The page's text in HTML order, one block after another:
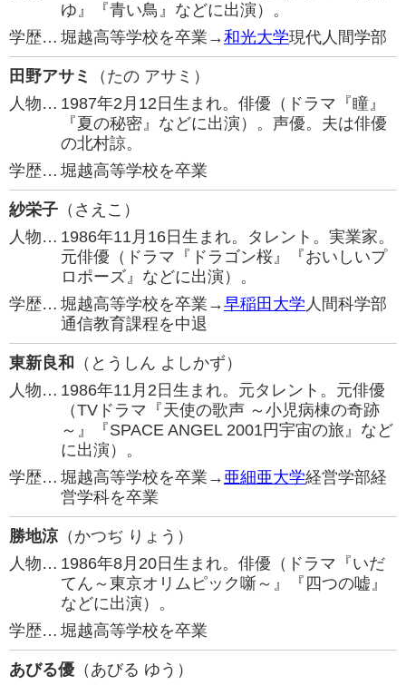
ゆ』『青い鳥』などに出演）。
学歴… 堀越高等学校を卒業→和光大学現代人間学部
田野アサミ
（たの アサミ）
人物… 1987年2月12日生まれ。俳優（ドラマ『瞳』
『夏の秘密』などに出演）。声優。夫は俳優
の北村諒。
学歴… 堀越高等学校を卒業
紗栄子 （さえこ）
人物… 1986年11月16日生まれ。タレント。実業家。
元俳優（ドラマ『ドラゴン桜』『おいしいプ
ロポーズ』などに出演）。
学歴… 堀越高等学校を卒業→早稲田大学 人間科学部
通信教育課程を中退
東新良和
（とうしん よしかず）
人物… 1986年11月2日生まれ。元タレント。元俳優
（TVドラマ『天使の歌声 ～小児病棟の奇跡
～』『SPACE ANGEL 2001円宇宙の旅』など
に出演）。
学歴… 堀越高等学校を卒業→ 亜細亜大学経営学部経
営学科を卒業
勝地涼（かつぢ りょう）
人物… 1986年8月20日生まれ。俳優（ドラマ『いだ
てん～東京オリムピック噺～』『四つの嘘』
などに出演）。
学歴… 堀越高等学校を卒業
あびる優 （あびる ゆう）